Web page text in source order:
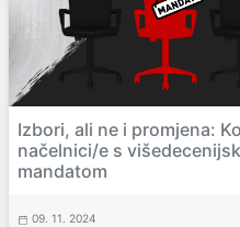
Izbori, ali ne i promjena:
načelnici/e s
mandatom
09. 11. 2024